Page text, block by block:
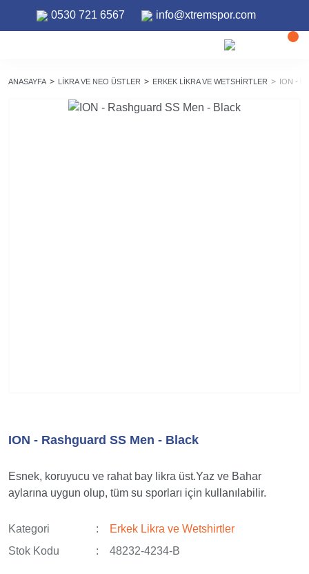
0530 721 6567 info@xtremspor.com
ANASAYFA LIKRA VE NEO ÜSTLER ERKEK LIKRA VE WETSHIRTLER ION -
ION - Rashguard SS Men - Black
Esnek, koruyucu ve rahat bay likra üst.Yaz ve Bahar
aylarına uygun olup, tüm su sporları için kullanılabilir.
Kategori
Erkek Likra ve Wetshirtler
Stok Kodu
48232-4234-B